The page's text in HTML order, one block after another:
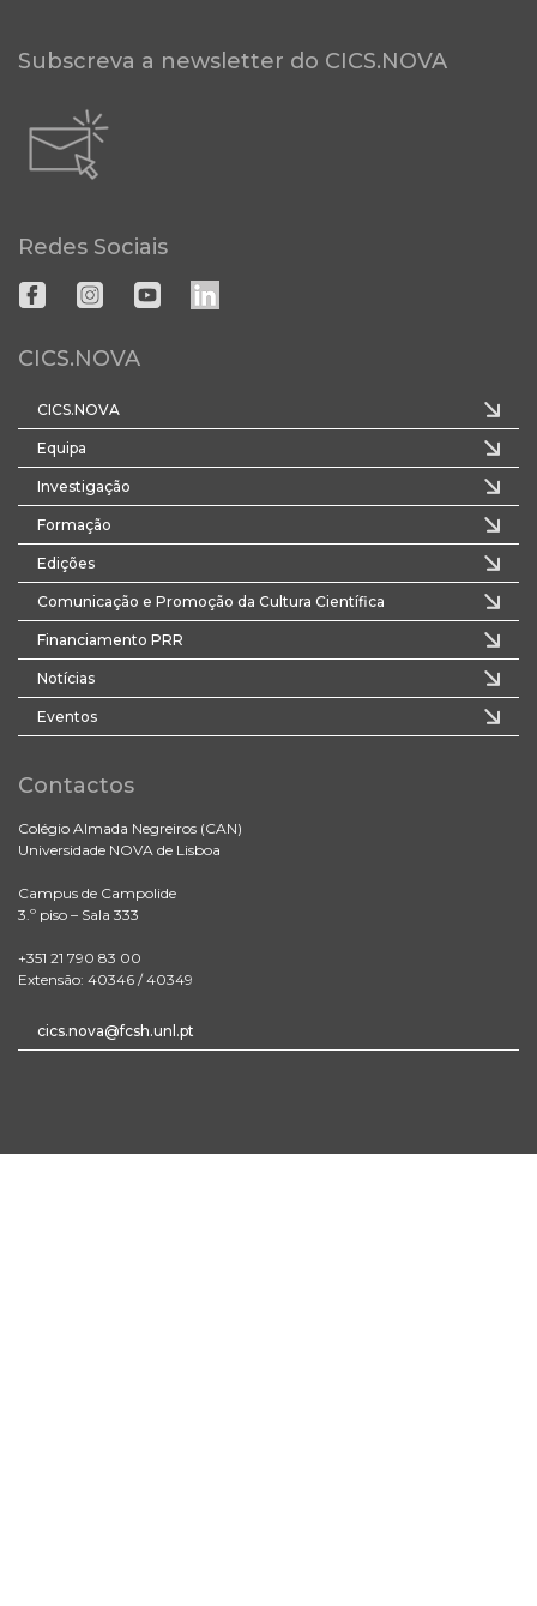
Subscreva a newsletter do CICS.NOVA
Redes Sociais
CICS.NOVA
CICS.NOVA
Equipa
Investigação
Formação
Edições
Comunicação e Promoção da Cultura Científica
Financiamento PRR
Notícias
Eventos
Contactos
Colégio Almada Negreiros (CAN)
Universidade NOVA de Lisboa
Campus de Campolide
3.º piso – Sala 333
+351 21 790 83 00
Extensão: 40346 / 40349
cics.nova@fcsh.unl.pt